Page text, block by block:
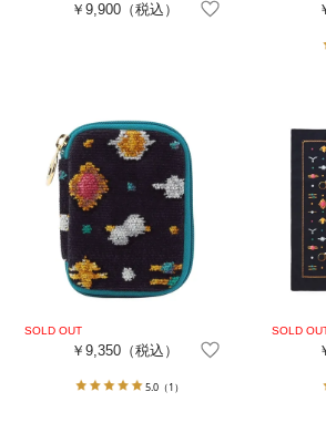
￥9,900 （税込）
￥9,350 （税込）
5.0 （1）